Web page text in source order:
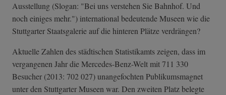
Ausstellung (Slogan: "Bei uns verstehen Sie Bahnhof. Und
noch einiges mehr.") international bedeutende Museen wie die
Stuttgarter Staatsgalerie auf die hinteren Plätze verdrängen?
Aktuelle Zahlen des städtischen Statistikamts zeigen, dass im
vergangenen Jahr die Mercedes-Benz-Welt mit 711 330
Besucher (2013: 702 027) unangefochten Publikumsmagnet
unter den Stuttgarter Museen war. Den zweiten Platz belegte